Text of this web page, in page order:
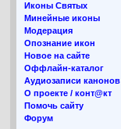
Иконы Святых
Минейные иконы
Модерация
Опознание икон
Новое на сайте
Оффлайн-каталог
Аудиозаписи канонов
О проекте / конт@кт
Помочь сайту
Форум